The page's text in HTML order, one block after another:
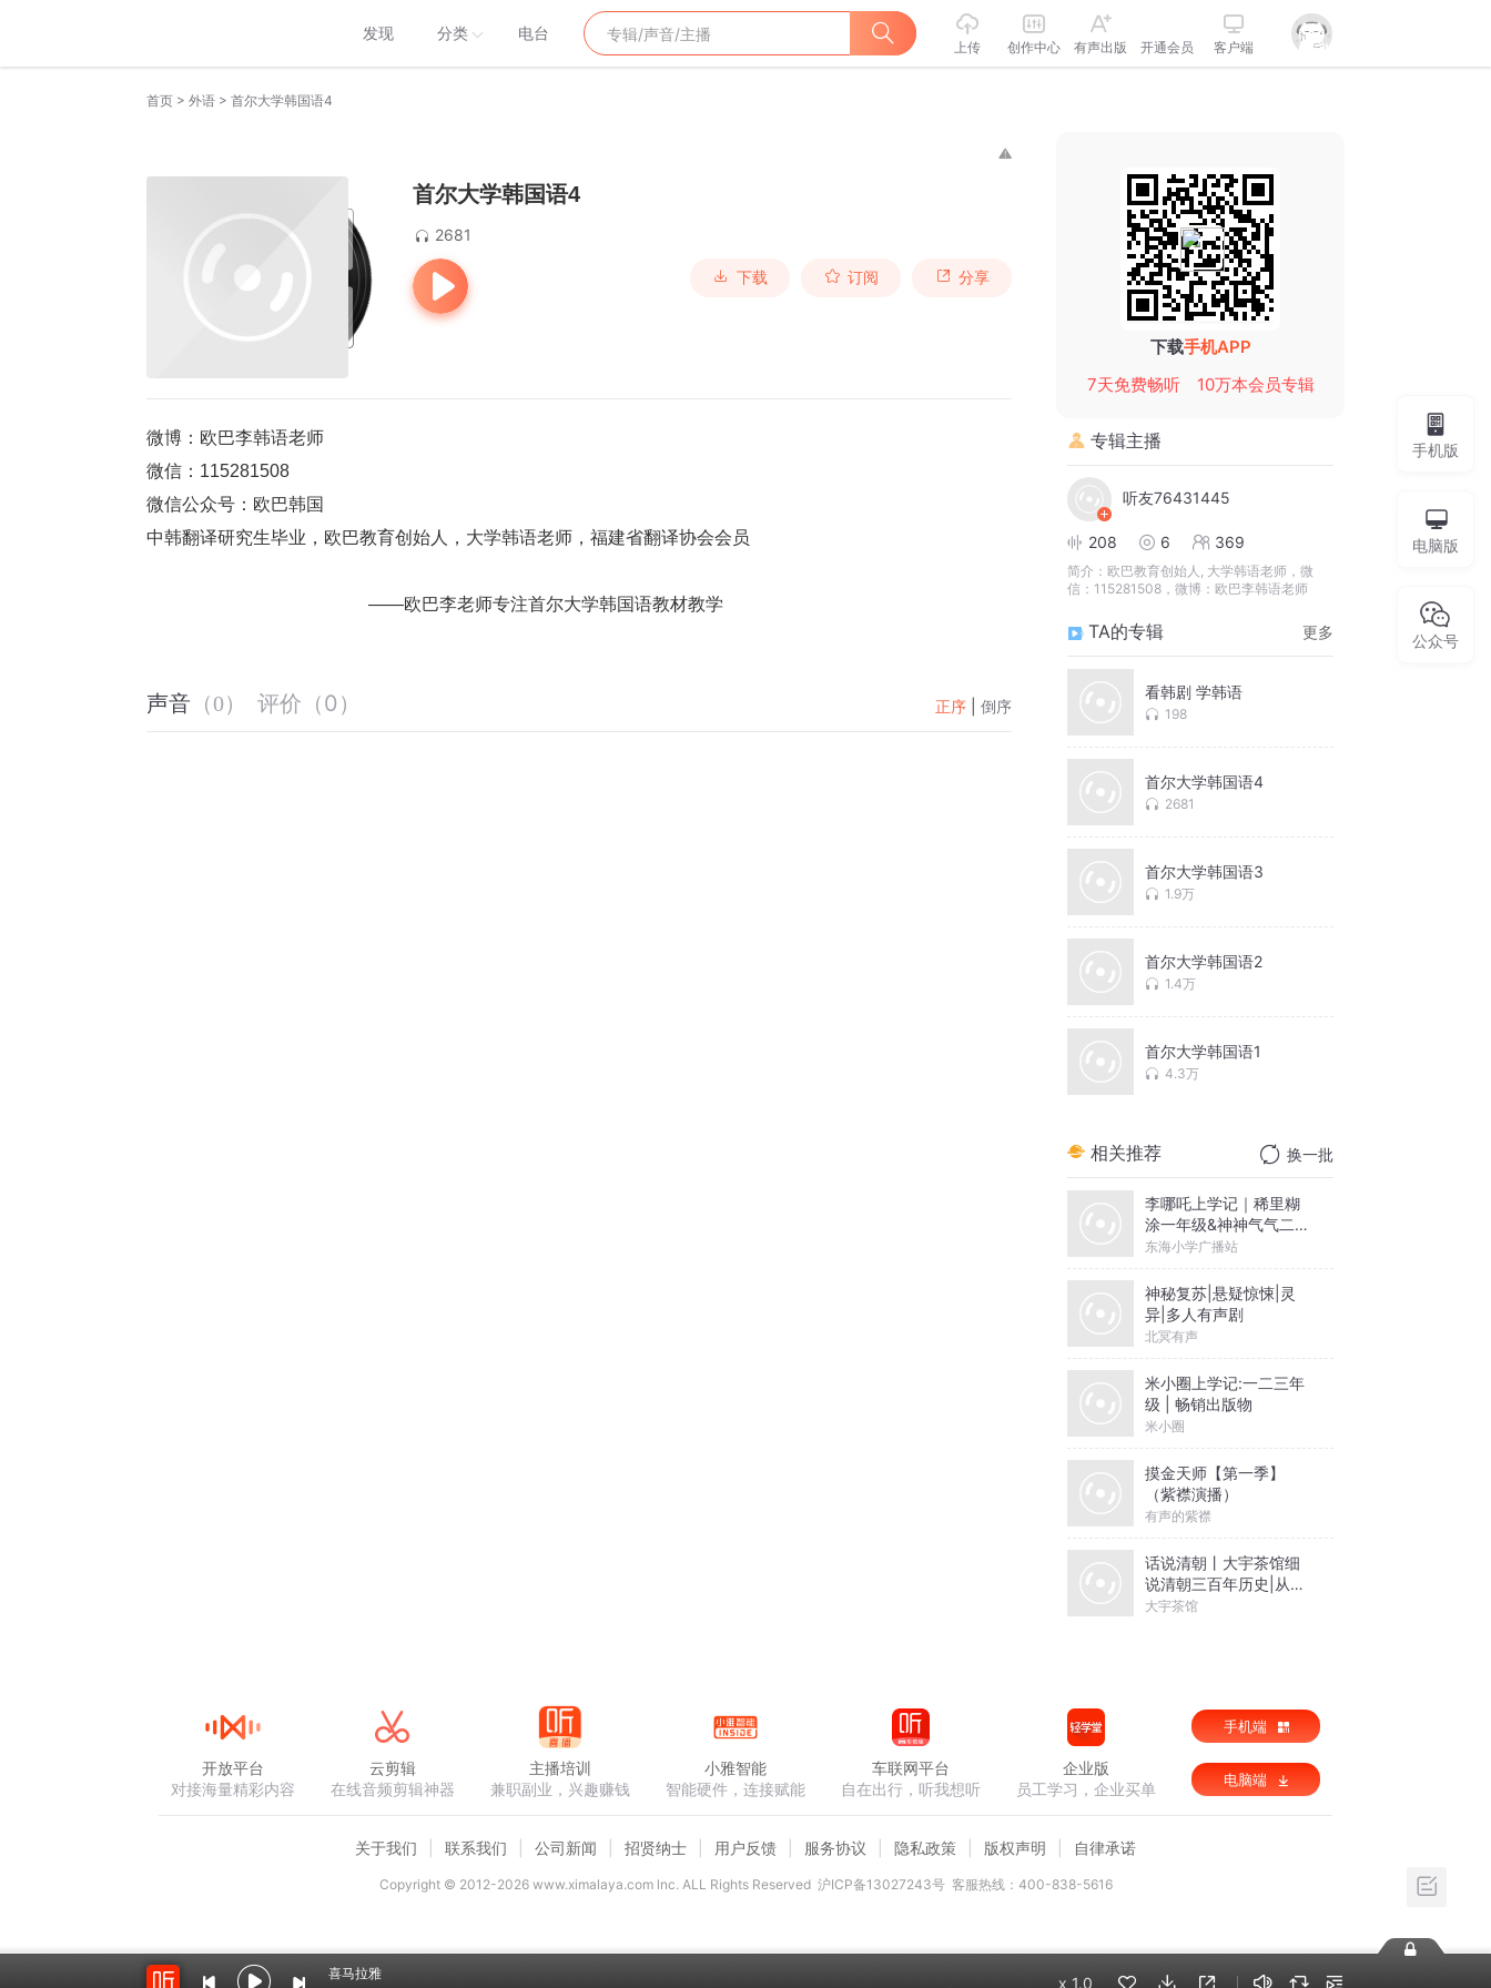
发现 分类 电台
上传 创作中心 有声出版 开通会员 客户端
首页 > 外语 > 首尔大学韩国语4
首尔大学韩国语4
2681
下载 订阅 分享
微博：欧巴李韩语老师
微信：115281508
微信公众号：欧巴韩国
中韩翻译研究生毕业，欧巴教育创始人，大学韩语老师，福建省翻译协会会员
——欧巴李老师专注首尔大学韩国语教材教学
声音 （0） 评价 （0 ） 正序 倒序
下载手机APP
7天免费畅听
10万本会员专辑
专辑主播
听友76431445
208 6 369
简介： 欧巴教育创始人, 大学韩语老师，微
信：115281508，微博：欧巴李韩语老师
TA的专辑 更多
看韩剧 学韩语
198
首尔大学韩国语4
2681
首尔大学韩国语3
1.9万
首尔大学韩国语2
1.4万
首尔大学韩国语1
4.3万
相关推荐 换一批
李哪吒上学记｜稀里糊
涂一年级&神神气气二年
级
东海小学广播站
神秘复苏|悬疑惊悚|灵
异|多人有声剧
北冥有声
米小圈上学记:一二三年
级 | 畅销出版物
米小圈
摸金天师【第一季】
（紫襟演播）
有声的紫襟
话说清朝丨大宇茶馆细
说清朝三百年历史|从努
尔哈赤到末代皇帝溥仪|
大宇茶馆
手机版
电脑版
公众号
喜马拉雅
x 1.0
开放平台
对接海量精彩内容
云剪辑
在线音频剪辑神器
主播培训
兼职副业，兴趣赚钱
小雅智能
智能硬件，连接赋能
车联网平台
自在出行，听我想听
企业版
员工学习，企业买单
手机端
电脑端
关于我们 联系我们 公司新闻 招贤纳士 用户反馈 服务协议 隐私政策 版权声明 自律承诺
Copyright © 2012-2026www.ximalaya.com lnc. ALL Rights Reserved 沪ICP备13027243号 客服热线：400-838-5616